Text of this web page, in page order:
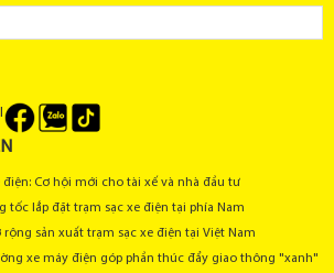
Cơ hội mới cho tài xế và nhà đầu tư
tốc lắp đặt trạm sạc xe điện tại phía Nam
sản xuất trạm sạc xe điện tại Việt Nam
xe máy điện góp phần thúc đẩy giao thông "xanh"